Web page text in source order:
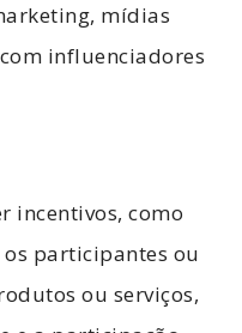
mídias
influenciadores
incentivos, como
participantes ou
ou serviços,